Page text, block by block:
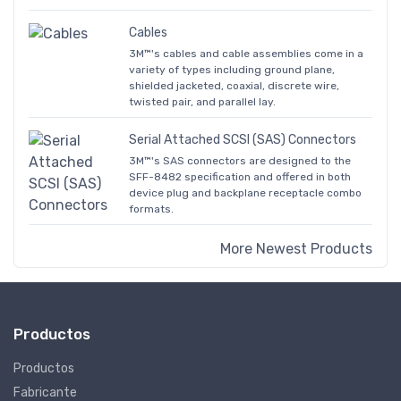
Cables
3M™'s cables and cable assemblies come in a
variety of types including ground plane,
shielded jacketed, coaxial, discrete wire,
twisted pair, and parallel lay.
Serial Attached SCSI (SAS) Connectors
3M™'s SAS connectors are designed to the
SFF-8482 specification and offered in both
device plug and backplane receptacle combo
formats.
More Newest Products
Productos
Productos
Fabricante